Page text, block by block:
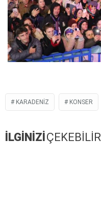
KARADENIZ KONSER
İLGİNİZİÇEKEBİLİR